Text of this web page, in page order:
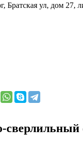
Братская ул, дом 27,
сверлильный